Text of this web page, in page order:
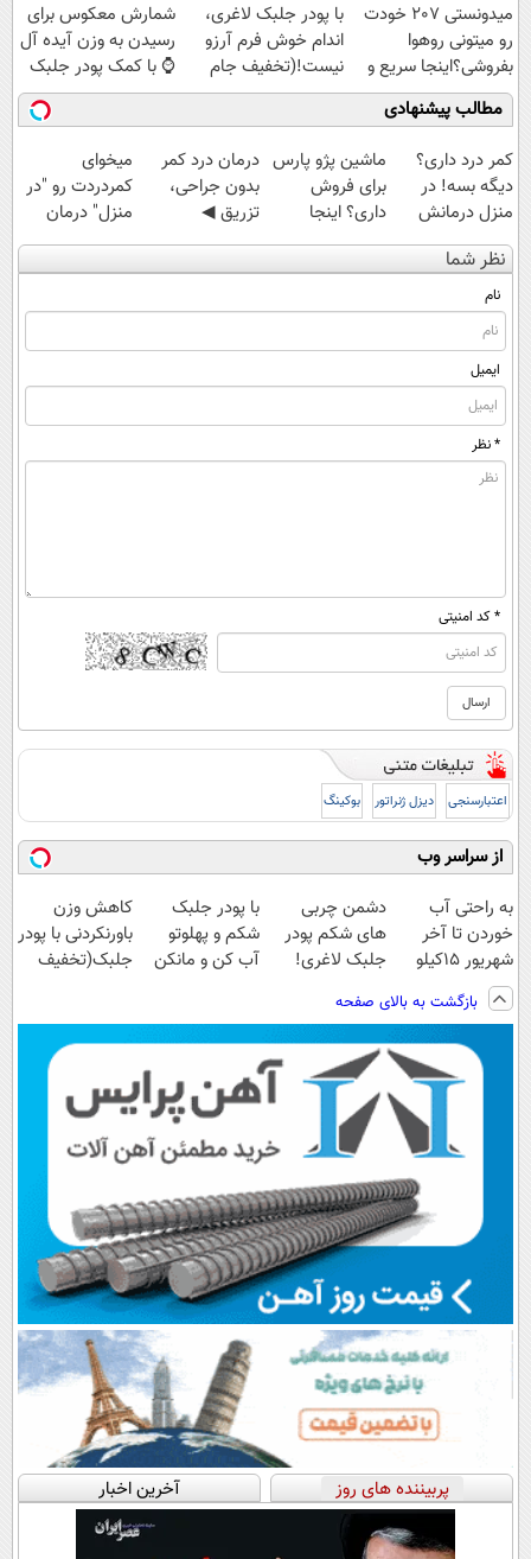
میدونستی 207 خودت
رو میتونی روهوا
بفروشی؟اینجا سریع و
راحت بفروش
با پودر جلبک لاغری،
اندام خوش فرم آرزو
نیست!(تخفیف جام
جهانی)
شمارش معکوس برای
رسیدن به وزن آیده آل
⌚ با کمک پودر جلبک
🧨
مطالب پیشنهادی
کمر درد داری؟
دیگه بسه! در
منزل درمانش
کن
(◀پرسش‌نامه)
ماشین پژو پارس
برای فروش
داری؟ اینجا
سریع بفروشش
درمان درد کمر
بدون جراحی،
تزریق ◀
پرسش‌نامه رو پر
کن ▶
میخوای
کمردردت رو "در
منزل" درمان
کنی؟ (◂فیلم +
◂پرسش‌نامه)
نظر شما
نام
ایمیل
* نظر
* کد امنیتی
اعتبارسنجی دیزل ژنراتور بوکینگ
از سراسر وب
به راحتی آب
خوردن تا آخر
شهریور 15کیلو
لاغر شو🔥
دشمن چربی
های شکم پودر
جلبک لاغری!
فوری
با پودر جلبک
شکم و پهلوتو
آب کن و مانکن
کاهش وزن
باورنکردنی با پودر
جلبک(تخفیف
بازگشت به بالای صفحه
پربیننده های روز آخرین اخبار